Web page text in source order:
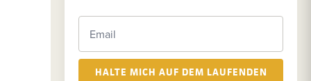
HALTE MICH AUF DEM LAUFENDEN